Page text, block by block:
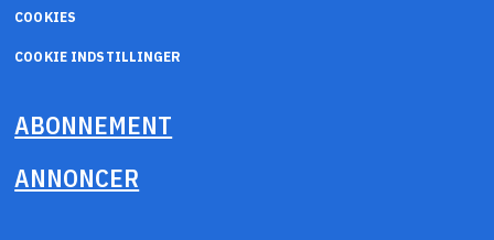
COOKIES
COOKIE INDSTILLINGER
ABONNEMENT
ANNONCER